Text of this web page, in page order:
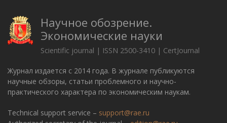
Научное обозрение.
Экономические науки
Scientific journal | ISSN 2500-3410 | CertJournal
Журнал издается с 2014 года. В журнале публикуются
научные обзоры, статьи проблемного и научно-
практического характера по экономическим наукам.
Technical support service – support@rae.ru